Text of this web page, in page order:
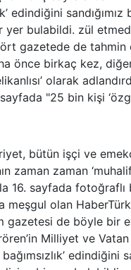
edindiğini
bulabildi. zül
gazetede de tahmin
önce birkaç kez,
olarak
"25 bin kişi
bütün işçi ve
zaman zaman
16. sayfada fotoğraflı
meşgul olan
gazetesi de böyle bir
Milliyet ve
edindiğini